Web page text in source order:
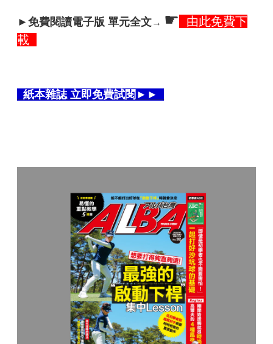
►免費閱讀電子版 單元全文→ ☛ 由此免費下
載
紙本雜誌 立即免費試閱►►